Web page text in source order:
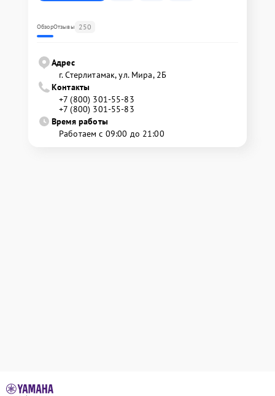
ОбзорОтзывы 250
Адрес
г. Стерлитамак, ул. Мира, 2Б
Контакты
+7 (800) 301-55-83
+7 (800) 301-55-83
Время работы
Работаем с 09:00 до 21:00